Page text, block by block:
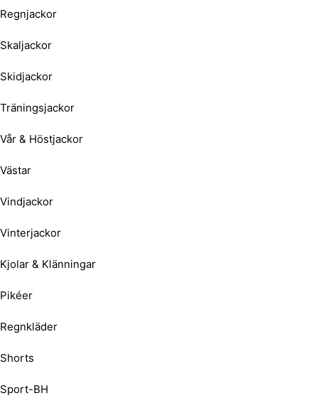
Regnjackor
Skaljackor
Skidjackor
Träningsjackor
Vår & Höstjackor
Västar
Vindjackor
Vinterjackor
Kjolar & Klänningar
Pikéer
Regnkläder
Shorts
Sport-BH